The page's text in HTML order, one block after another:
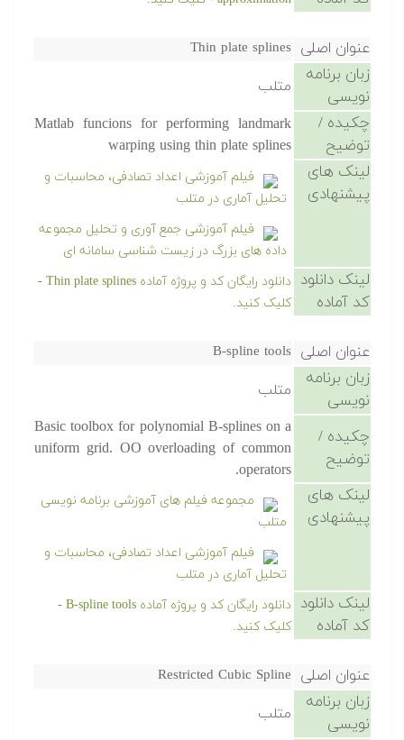
عنوان اصلی Thin plate splines
زبان برنامه
نویسی
متلب
چکیده /
توضیح
Matlab funcions for performing landmark
warping using thin plate splines
لینک های
پیشنهادی
فیلم آموزشی اعداد تصادفی، محاسبات و
تحلیل آماری در متلب
فیلم آموزشی جمع آوری و تحلیل مجموعه
داده های بزرگ در زیست شناسی سامانه ای
لینک دانلود
کد آماده
دانلود رایگان کد و پروژه آماده Thin plate splines -
کلیک کنید.
عنوان اصلی B-spline tools
زبان برنامه
نویسی
متلب
چکیده /
توضیح
Basic toolbox for polynomial B-splines on a
uniform grid. OO overloading of common
operators.
لینک های
پیشنهادی
مجموعه فیلم های آموزشی برنامه نویسی
متلب
فیلم آموزشی اعداد تصادفی، محاسبات و
تحلیل آماری در متلب
لینک دانلود
کد آماده
دانلود رایگان کد و پروژه آماده B-spline tools -
کلیک کنید.
عنوان اصلی Restricted Cubic Spline
زبان برنامه
نویسی
متلب